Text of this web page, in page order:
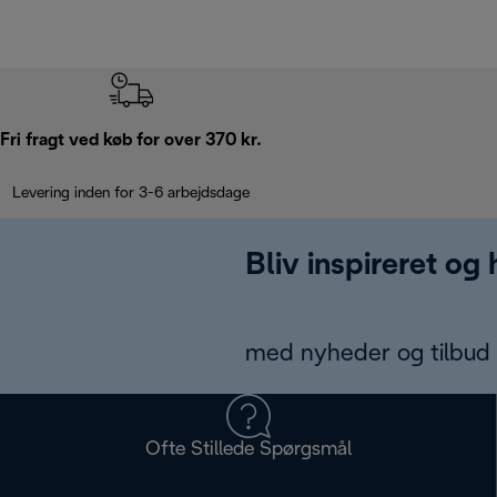
Fri fragt ved køb for over 370 kr.
Levering inden for 3-6 arbejdsdage
Bliv inspireret og
med nyheder og tilbud
Ofte Stillede Spørgsmål